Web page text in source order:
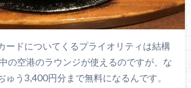
ードについてくるプライオリティは結構
の空港のラウンジが使えるのですが、な
ゅう3,400円分まで無料になるんです。